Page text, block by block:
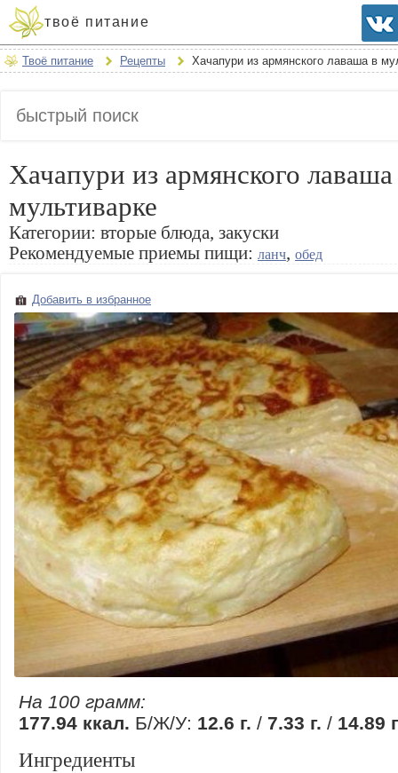
твоё питание
Твоё питание Рецепты Хачапури из армянского лаваша в
Хачапури из армянского
мультиварке
Категории: вторые блюда, закуски
Рекомендуемые приемы пищи: ланч, обед
Добавить в избранное
На 100 грамм:
177.94 ккал. Б/Ж/У: 12.6 г. / 7.33 г. / 14.89
Ингредиенты